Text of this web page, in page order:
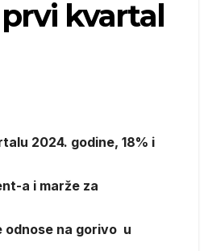
kvartal
2024. godine, 18% i
a i marže za
odnose na gorivo u